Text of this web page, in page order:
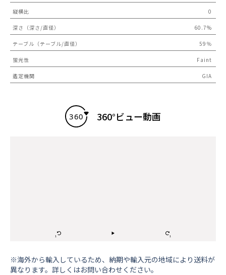
縦横比 0
深さ（深さ/直径） 60.7%
テーブル（テーブル/直径） 59％
蛍光性 Faint
鑑定機関 GIA
360°ビュー動画
※海外から輸⼊しているため、納期や輸⼊元の地域により送料が
異なります。詳しくはお問い合わせください。